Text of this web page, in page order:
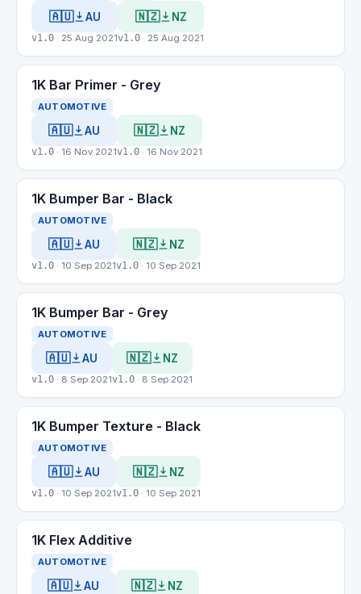
🇦🇺 AU
v1.0 · 25 Aug 2021
🇳🇿 NZ
v1.0 · 25 Aug 2021
1K Bar Primer - Grey
AUTOMOTIVE
🇦🇺 AU
v1.0 · 16 Nov 2021
🇳🇿 NZ
v1.0 · 16 Nov 2021
1K Bumper Bar - Black
AUTOMOTIVE
🇦🇺 AU
v1.0 · 10 Sep 2021
🇳🇿 NZ
v1.0 · 10 Sep 2021
1K Bumper Bar - Grey
AUTOMOTIVE
🇦🇺 AU
v1.0 · 8 Sep 2021
🇳🇿 NZ
v1.0 · 8 Sep 2021
1K Bumper Texture - Black
AUTOMOTIVE
🇦🇺 AU
v1.0 · 10 Sep 2021
🇳🇿 NZ
v1.0 · 10 Sep 2021
1K Flex Additive
AUTOMOTIVE
🇦🇺 AU 🇳🇿 NZ